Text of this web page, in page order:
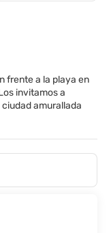
frente a la playa en
invitamos a
amurallada